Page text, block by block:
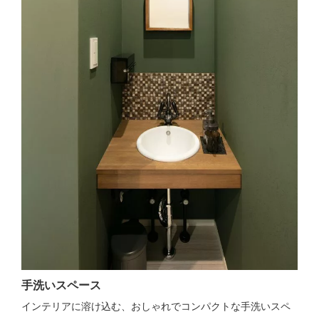
手洗いスペース
インテリアに溶け込む、おしゃれでコンパクトな手洗いスペ